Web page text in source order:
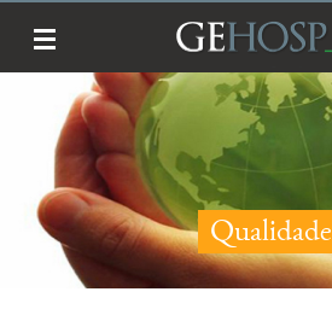
Qualidade